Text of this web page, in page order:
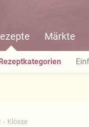
Märkte
Klösse